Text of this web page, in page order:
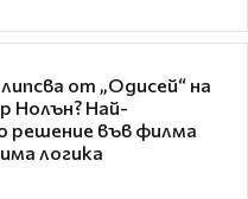
от „Одисей“ на
Нолън? Най-
решение във филма
логика